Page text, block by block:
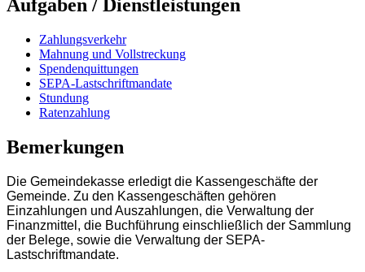
Aufgaben / Dienstleistungen
Zahlungsverkehr
Mahnung und Vollstreckung
Spendenquittungen
SEPA-Lastschriftmandate
Stundung
Ratenzahlung
Bemerkungen
Die Gemeindekasse erledigt die Kassengeschäfte der
Gemeinde. Zu den Kassengeschäften gehören
Einzahlungen und Auszahlungen, die Verwaltung der
Finanzmittel, die Buchführung einschließlich der Sammlung
der Belege, sowie die Verwaltung der SEPA-
Lastschriftmandate.